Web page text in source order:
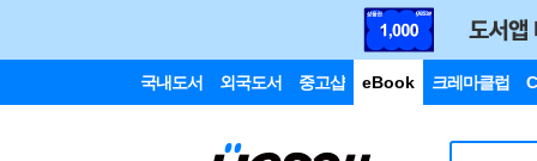
국내도서 외국도서 중고샵 eBook 크레마클럽